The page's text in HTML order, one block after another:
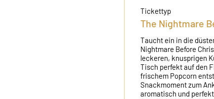
Tickettyp
The Nightmare
Taucht ein in die
Nightmare Before
leckeren, knusprigen
Tisch perfekt auf den
frischem Popcorn
Snackmoment zum
aromatisch und